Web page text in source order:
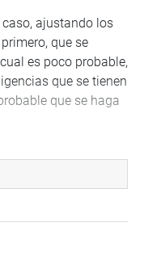
ajustando los
que se
es poco probable,
que se tienen
que se haga
y Rocío Sánchez,
del Puerto» por
fiscalización y